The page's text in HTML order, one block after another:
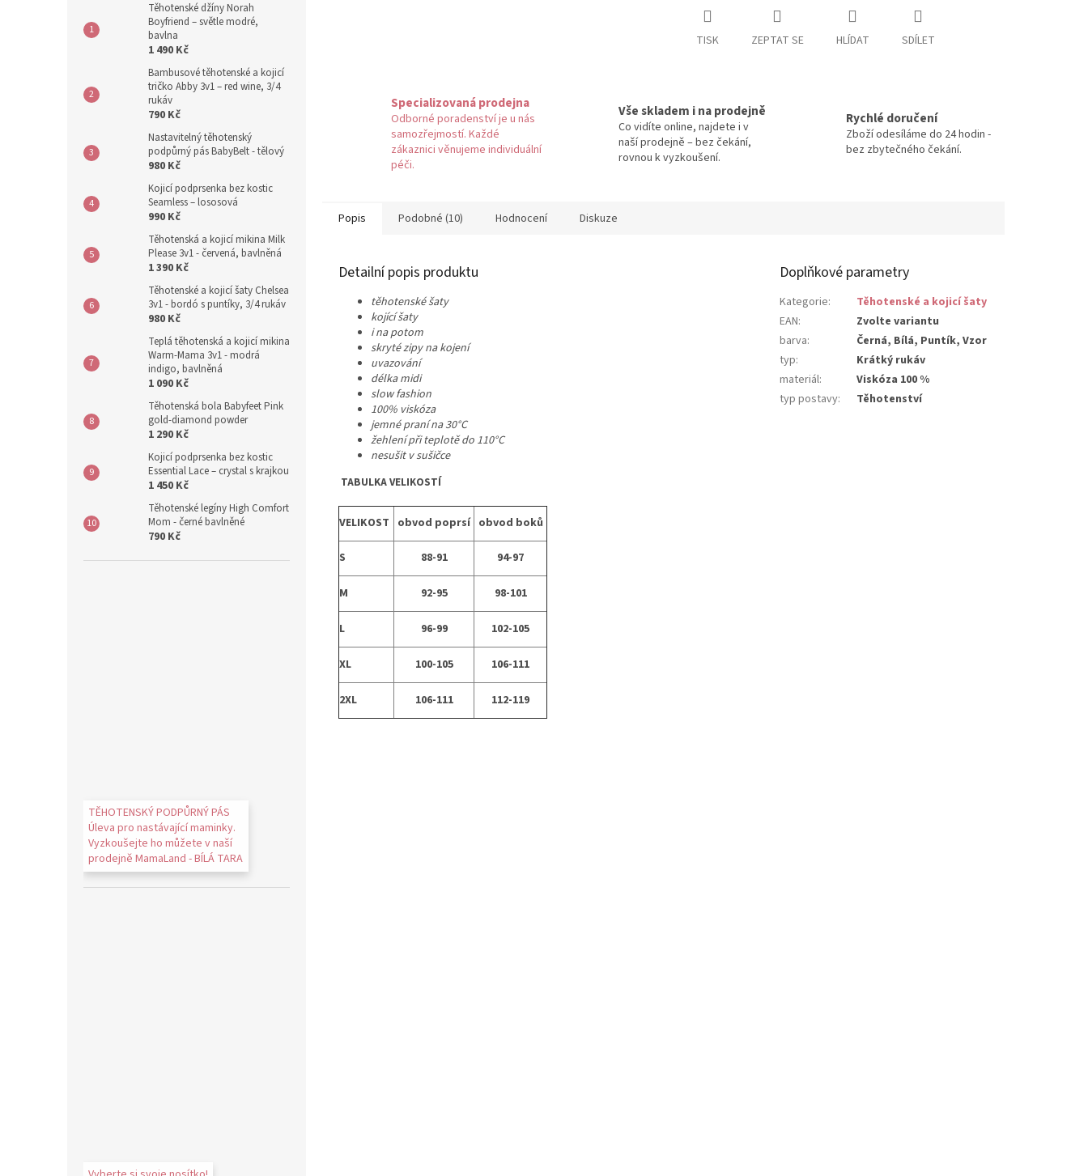
Těhotenské džíny Norah
Boyfriend – světle modré,
bavlna
1 490 Kč
Bambusové těhotenské a kojicí
tričko Abby 3v1 – red wine, 3/4
rukáv
790 Kč
Nastavitelný těhotenský
podpůrný pás BabyBelt - tělový
980 Kč
Kojicí podprsenka bez kostic
Seamless – lososová
990 Kč
Těhotenská a kojicí mikina Milk
Please 3v1 - červená, bavlněná
1 390 Kč
Těhotenské a kojicí šaty Chelsea
3v1 - bordó s puntíky, 3/4 rukáv
980 Kč
Teplá těhotenská a kojicí mikina
Warm-Mama 3v1 - modrá
indigo, bavlněná
1 090 Kč
Těhotenská bola Babyfeet Pink
gold-diamond powder
1 290 Kč
Kojicí podprsenka bez kostic
Essential Lace – crystal s krajkou
1 450 Kč
Těhotenské legíny High Comfort
Mom - černé bavlněné
790 Kč
TĚHOTENSKÝ PODPŮRNÝ PÁS
Úleva pro nastávající maminky.
Vyzkoušejte ho můžete v naší
prodejně MamaLand - BÍLÁ TARA
TISK ZEPTAT SE HLÍDAT SDÍLET
Specializovaná prodejna
Odborné poradenství je u nás
samozřejmostí. Každé
zákaznici věnujeme individuální
péči.
Vše skladem i na prodejně
Co vidíte online, najdete i v
naší prodejně – bez čekání,
rovnou k vyzkoušení.
Rychlé doručení
Zboží odesíláme do 24 hodin -
bez zbytečného čekání.
Popis Podobné (10) Hodnocení Diskuze
Detailní popis produktu
těhotenské šaty
kojící šaty
i na potom
skryté zipy na kojení
uvazování
délka midi
slow fashion
100% viskóza
jemné praní na 30°C
žehlení při teplotě do 110°C
nesušit v sušičce
TABULKA VELIKOSTÍ
VELIKOST obvod poprsí obvod boků
S 88-91 94-97
M 92-95 98-101
L 96-99 102-105
XL 100-105 106-111
2XL 106-111 112-119
Doplňkové parametry
Kategorie:
Těhotenské a kojicí šaty
EAN:
Zvolte variantu
barva:
Černá, Bílá, Puntík, Vzor
typ:
Krátký rukáv
materiál:
Viskóza 100 %
typ postavy: Těhotenství